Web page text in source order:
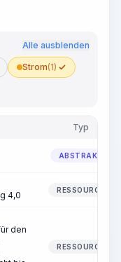
Alle ausblenden
Strom(1)
Typ
ABSTRAKT
4,0
RESSOURCE
den
RESSOURCE